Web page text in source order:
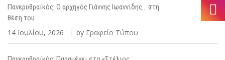
Πανερυθραϊκός: Ο αρχηγός Γιάννης Ιωαννίδης… στη
θέση του
14 Ιουλίου, 2026 by Γραφείο Τύπου